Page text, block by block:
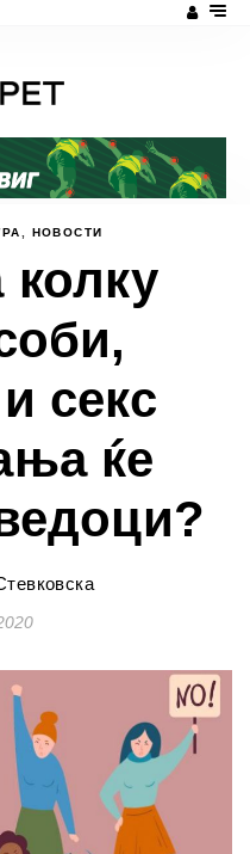
НОВОСТИ
секс
ќе